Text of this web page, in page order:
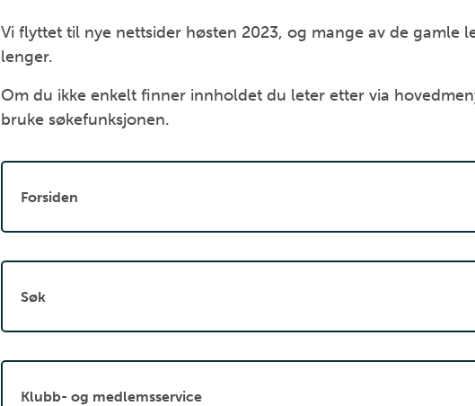
Vi flyttet til nye nettsider høsten 2023, og mange av de gamle
lenger.
Om du ikke enkelt finner innholdet du leter etter via
bruke søkefunksjonen.
Forsiden
Søk
Klubb- og medlemsservice